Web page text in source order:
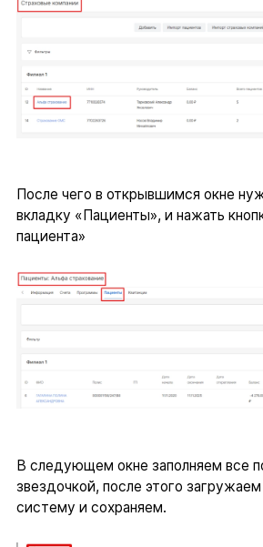
После чего в открывшимся окне
вкладку «Пациенты», и нажать
пациента»
В следующем окне заполняем все
звездочкой, после этого
систему и сохраняем.